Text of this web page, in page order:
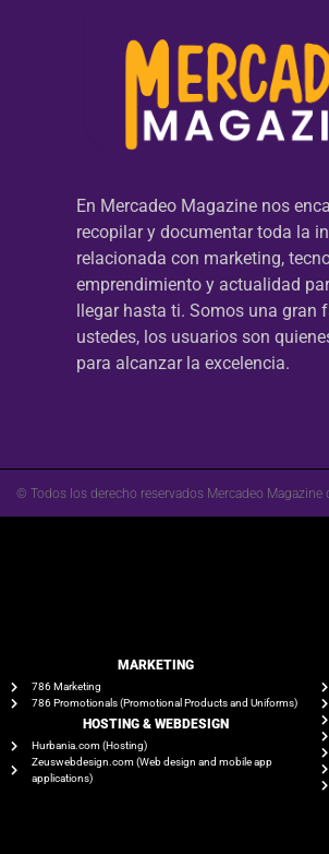
En Mercadeo Magazine nos
recopilar y documentar toda la
relacionada con marketing,
emprendimiento y actualidad
llegar hasta ti. Somos una gran
ustedes, los usuarios son
para alcanzar la excelencia.
© Todos los derecho reservados Mercadeo Magazine
MARKETING
786 Marketing
786 Promotionals (Promotional Products and Uniforms)
HOSTING & WEBDESIGN
Hurbania.com (Hosting)
Zeuswebdesign.com (Web design and mobile app
applications)